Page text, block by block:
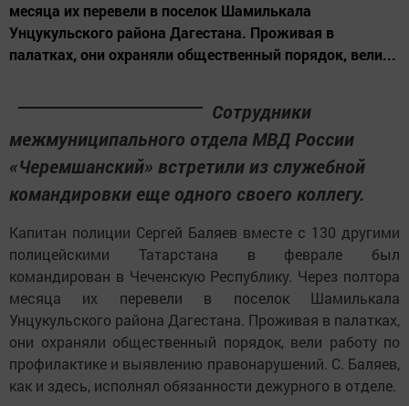
месяца их перевели в поселок Шамилькала
Унцукульского района Дагестана. Проживая в
палатках, они охраняли общественный порядок, вели...
Сотрудники
межмуниципального отдела МВД России
«Черемшанский» встретили из служебной
командировки еще одного своего коллегу.
Капитан полиции Сергей Баляев вместе с 130 другими
полицейскими Татарстана в феврале был
командирован в Чеченскую Республику. Через полтора
месяца их перевели в поселок Шамилькала
Унцукульского района Дагестана. Проживая в палатках,
они охраняли общественный порядок, вели работу по
профилактике и выявлению правонарушений. С. Баляев,
как и здесь, исполнял обязанности дежурного в отделе.